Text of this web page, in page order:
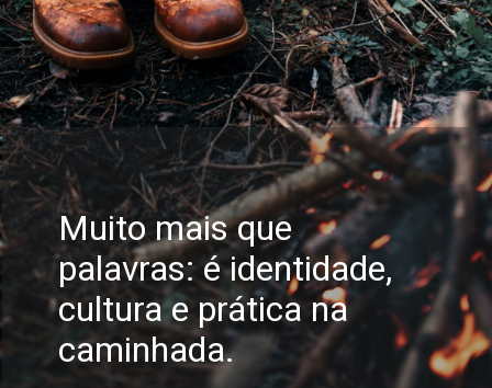
Muito mais que
palavras: é identidade,
cultura e prática na
caminhada.